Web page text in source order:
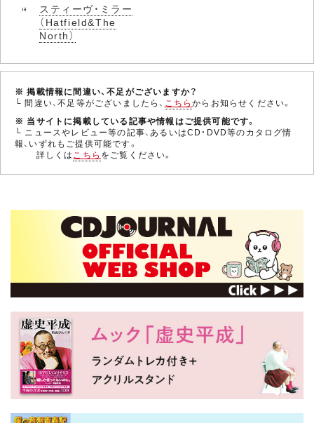
スティーヴ・ミラー
（Hatfield&The
North）
※ 掲載情報に間違い、不足がございますか？
└ 間違い、不足等がございましたら、 こちらからお知らせください。
※ 当サイトに掲載している記事や情報はご提供可能です。
└ ニュースやレビュー等の記事、あるいはCD・DVD等のカタログ情
報、いずれもご提供可能です。
詳しくはこちら をご覧ください。